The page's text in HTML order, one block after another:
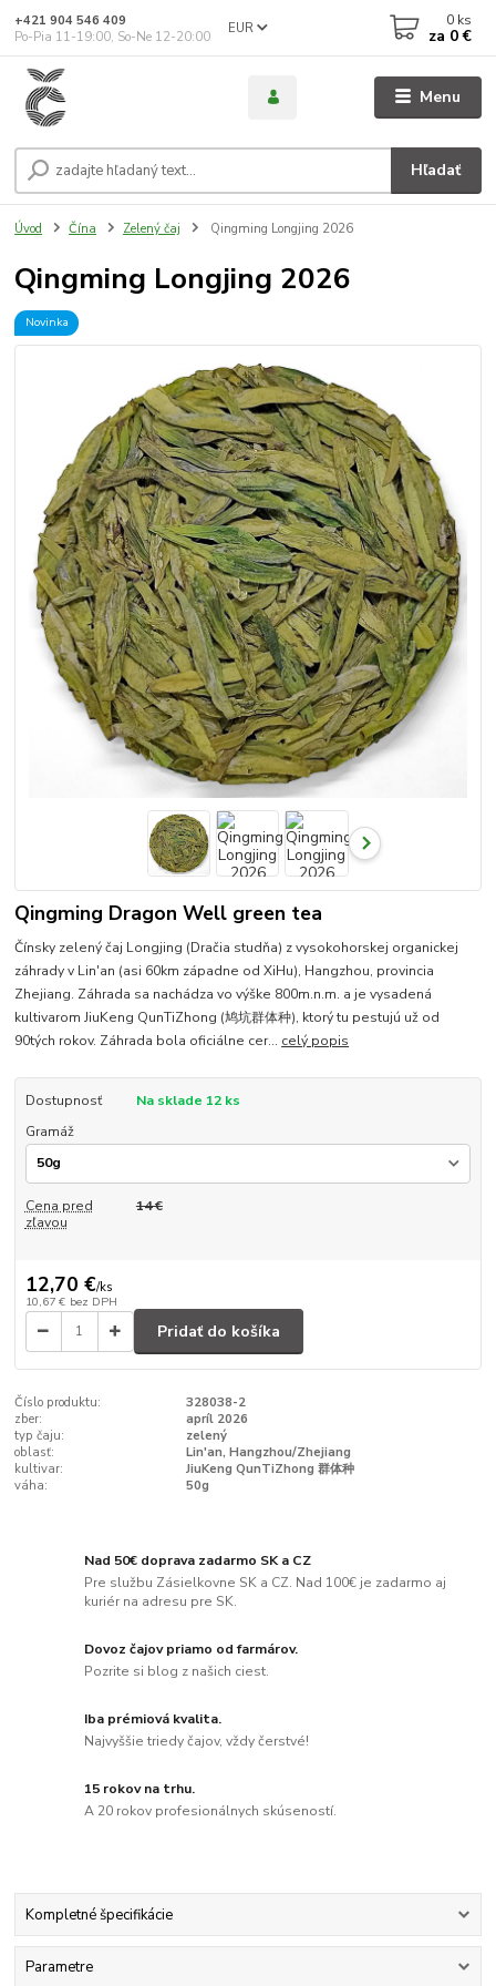
Menu
EUR
Hľadať
+421 904 546 409
Po-Pia 11-19:00, So-Ne 12-20:00
0 ks
za 0 €
Úvod Čína Zelený čaj Qingming Longjing 2026
Qingming Longjing 2026
Novinka
Qingming Dragon Well green tea
Čínsky zelený čaj Longjing (Dračia studňa) z vysokohorskej organickej
záhrady v Lin'an (asi 60km západne od XiHu), Hangzhou, provincia
Zhejiang. Záhrada sa nachádza vo výške 800m.n.m. a je vysadená
kultivarom JiuKeng QunTiZhong (鸠坑群体种), ktorý tu pestujú už od
90tých rokov. Záhrada bola oficiálne cer... celý popis
Dostupnosť
Na sklade 12 ks
Gramáž
Cena pred
zľavou
14 €
12,70 €/ks
10,67 € bez DPH
Pridať do košíka
Číslo produktu:
328038-2
zber:
apríl 2026
typ čaju:
zelený
oblasť:
Lin'an, Hangzhou/Zhejiang
kultivar:
JiuKeng QunTiZhong 群体种
váha:
50g
Nad 50€ doprava zadarmo SK a CZ
Pre službu Zásielkovne SK a CZ. Nad 100€ je zadarmo aj
kuriér na adresu pre SK.
Dovoz čajov priamo od farmárov.
Pozrite si blog z našich ciest.
Iba prémiová kvalita.
Najvyššie triedy čajov, vždy čerstvé!
15 rokov na trhu.
A 20 rokov profesionálnych skúseností.
Kompletné špecifikácie
Parametre